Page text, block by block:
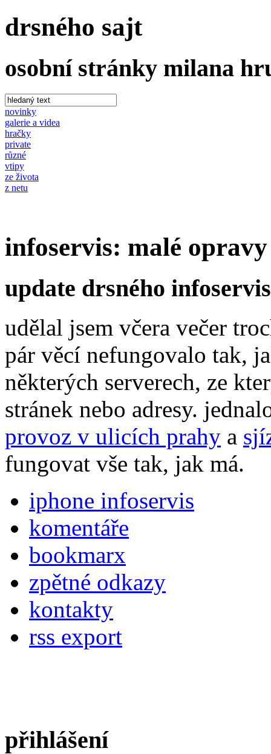
drsného sajt
osobní stránky milana
novinky
galerie a videa
hračky
private
různé
vtipy
ze života
z netu
infoservis: malé opravy
update drsného
udělal jsem včera večer
pár věcí nefungovalo tak,
některých serverech, ze
stránek nebo adresy.
provoz v ulicích prahy a
fungovat vše tak, jak má.
iphone infoservis
komentáře
bookmarx
zpětné odkazy
kontakty
rss export
přihlášení